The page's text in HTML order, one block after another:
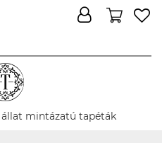
állat mintázatú tapéták